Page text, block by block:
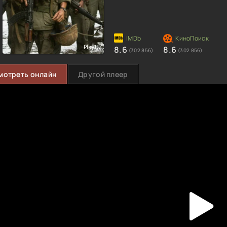
8.6 (302 856) 8.6 (302 856)
онлайн Другой плеер